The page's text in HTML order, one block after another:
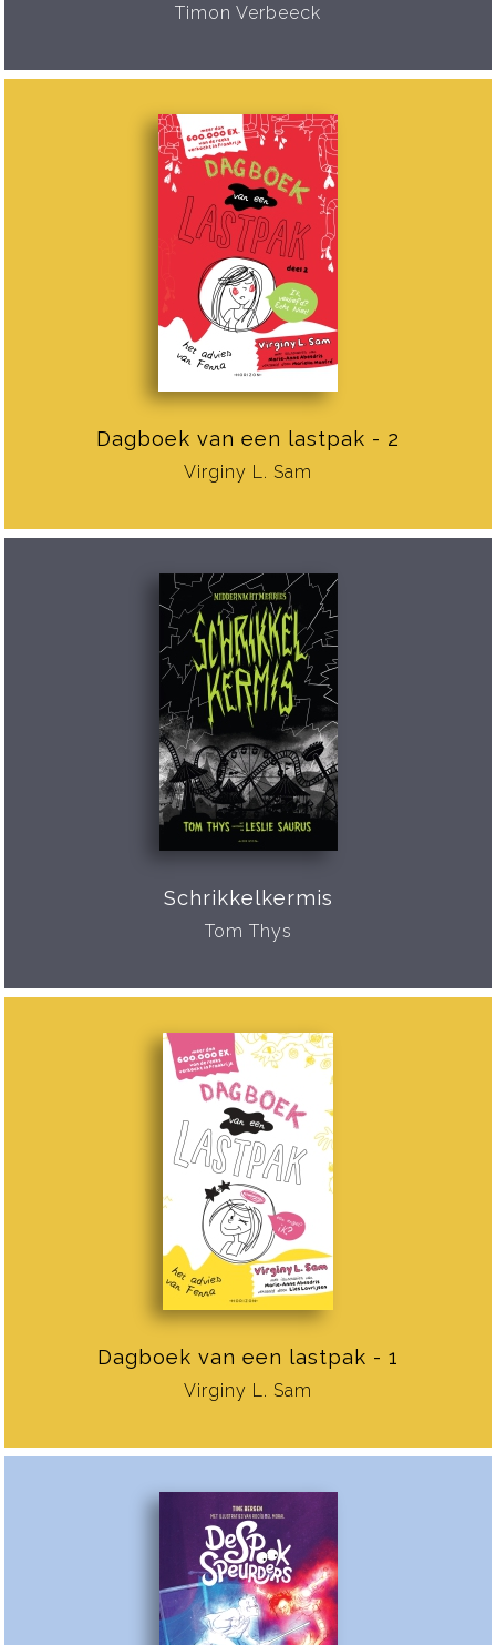
Timon Verbeeck
Dagboek van een lastpak - 2
Virginy L. Sam
Schrikkelkermis
Tom Thys
Dagboek van een lastpak - 1
Virginy L. Sam